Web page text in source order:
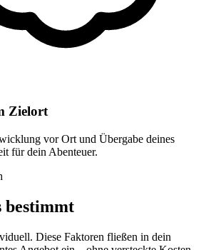
Zielort
vor Ort und Übergabe deines
für dein Abenteuer.
bestimmt
Diese Faktoren fließen in dein